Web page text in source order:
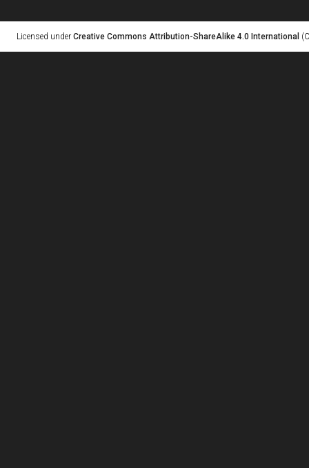
Licensed under Creative Commons Attribution-ShareAlike 4.0 International